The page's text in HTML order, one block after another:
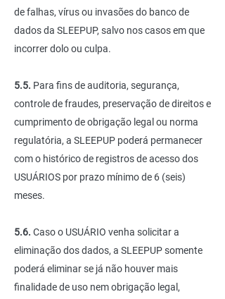
de falhas, vírus ou invasões do banco de
dados da SLEEPUP, salvo nos casos em que
incorrer dolo ou culpa.
5.5. Para fins de auditoria, segurança,
controle de fraudes, preservação de direitos e
cumprimento de obrigação legal ou norma
regulatória, a SLEEPUP poderá permanecer
com o histórico de registros de acesso dos
USUÁRIOS por prazo mínimo de 6 (seis)
meses.
5.6. Caso o USUÁRIO venha solicitar a
eliminação dos dados, a SLEEPUP somente
poderá eliminar se já não houver mais
finalidade de uso nem obrigação legal,